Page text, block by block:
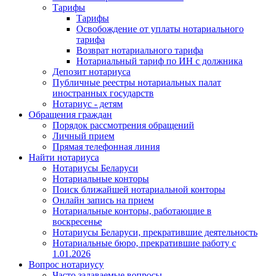
Тарифы
Тарифы
Освобождение от уплаты нотариального
тарифа
Возврат нотариального тарифа
Нотариальный тариф по ИН с должника
Депозит нотариуса
Публичные реестры нотариальных палат
иностранных государств
Нотариус - детям
Обращения граждан
Порядок рассмотрения обращений
Личный прием
Прямая телефонная линия
Найти нотариуса
Нотариусы Беларуси
Нотариальные конторы
Поиск ближайшей нотариальной конторы
Онлайн запись на прием
Нотариальные конторы, работающие в
воскресенье
Нотариусы Беларуси, прекратившие деятельность
Нотариальные бюро, прекратившие работу с
1.01.2026
Вопрос нотариусу